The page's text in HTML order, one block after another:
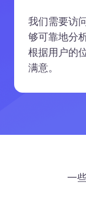
我们需要访
够可靠地分
根据用户的
满意。
一